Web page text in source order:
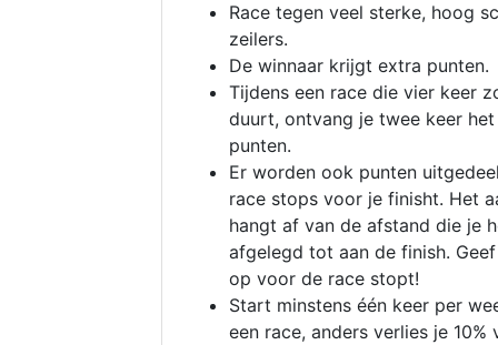
Race tegen veel sterke, hoog
zeilers.
De winnaar krijgt extra punten.
Tijdens een race die vier keer
duurt, ontvang je twee keer
punten.
Er worden ook punten
race stops voor je finisht. Het
hangt af van de afstand die je
afgelegd tot aan de finish.
op voor de race stopt!
Start minstens één keer per
een race, anders verlies je 10%